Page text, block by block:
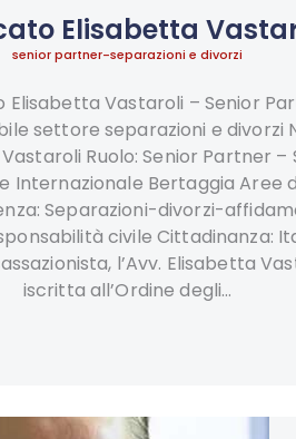
Elisabetta
senior partner-separazioni e divorzi
Elisabetta Vastaroli – Senior
settore separazioni e divorzi
Ruolo: Senior Partner –
Internazionale Bertaggia Aree
Separazioni-divorzi-
civile Cittadinanza:
l’Avv. Elisabetta
iscritta all’Ordine degli…